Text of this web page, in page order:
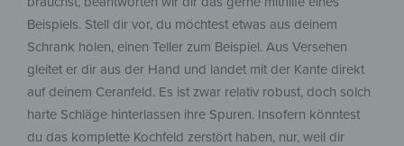
Beispiels. Stell dir vor, du möchtest etwas aus deinem
Schrank holen, einen Teller zum Beispiel. Aus Versehen
gleitet er dir aus der Hand und landet mit der Kante direkt
auf deinem Ceranfeld. Es ist zwar relativ robust, doch solch
harte Schläge hinterlassen ihre Spuren. Insofern könntest
du das komplette Kochfeld zerstört haben, nur, weil dir